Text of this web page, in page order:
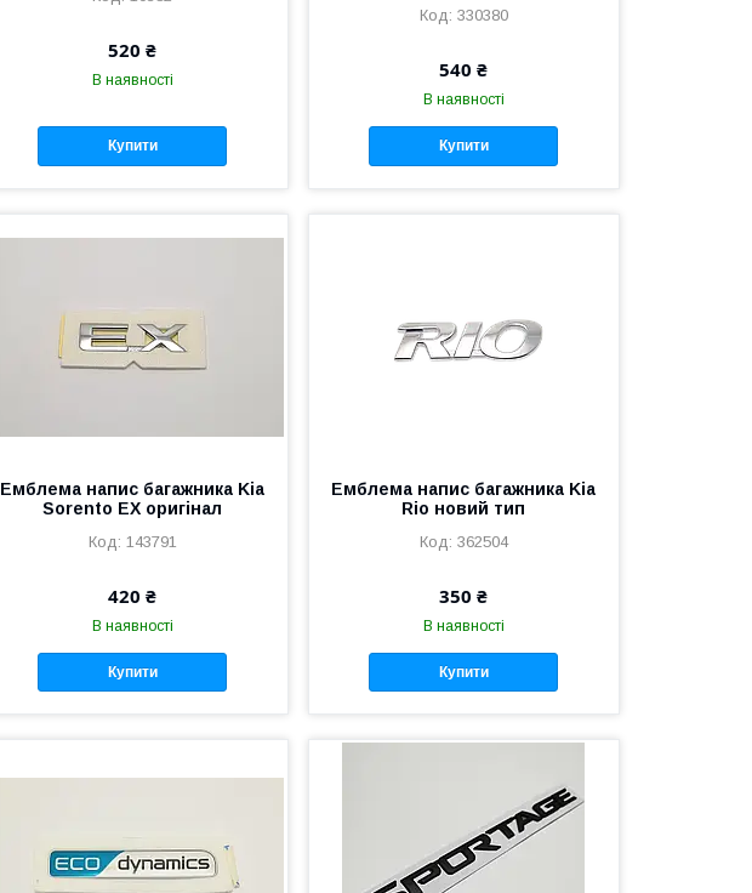
520 ₴
В наявності
Купити
330380
540 ₴
В наявності
Купити
Емблема напис багажника Kia
Sorento EX оригінал
143791
420 ₴
В наявності
Купити
Емблема напис багажника Kia
Rio новий тип
362504
350 ₴
В наявності
Купити